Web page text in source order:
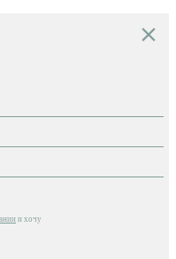
и хочу